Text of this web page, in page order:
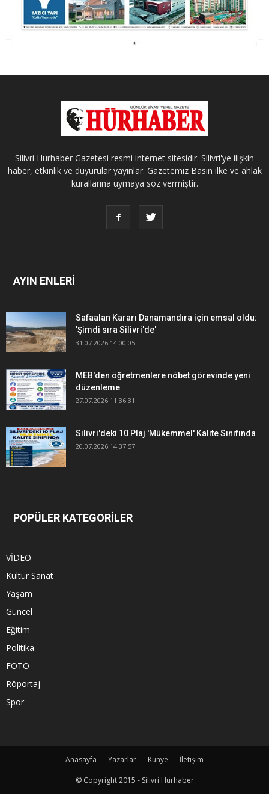
Silivri Hürhaber Gazetesi resmi internet sitesidir. Silivri'ye ilişkin
haber, etkinlik ve duyurular yayınlar. Gazetemiz Basın ilke ve ahlak
kurallarına uymaya söz vermiştir.
AYIN ENLERİ
Safaalan Kararı Danamandıra için emsal oldu:
'Şimdi sıra Silivri'de'
31.07.2026 14:00:05
MEB'den öğretmenlere nöbet görevinde yeni
düzenleme
27.07.2026 11:36:31
Silivri'deki 10 Plaj 'Mükemmel' Kalite Sınıfında
20.07.2026 14:37:57
POPÜLER KATEGORİLER
VİDEO
Kültür Sanat
Yaşam
Güncel
Eğitim
Politika
FOTO
Röportaj
Spor
Anasayfa Yazarlar Künye
İletişim
© Copyright 2015 - Silivri Hürhaber